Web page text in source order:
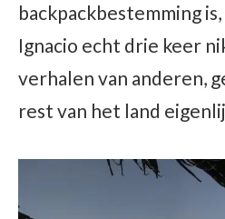
backpackbestemming
Ignacio echt drie keer
verhalen van anderen,
rest van het land